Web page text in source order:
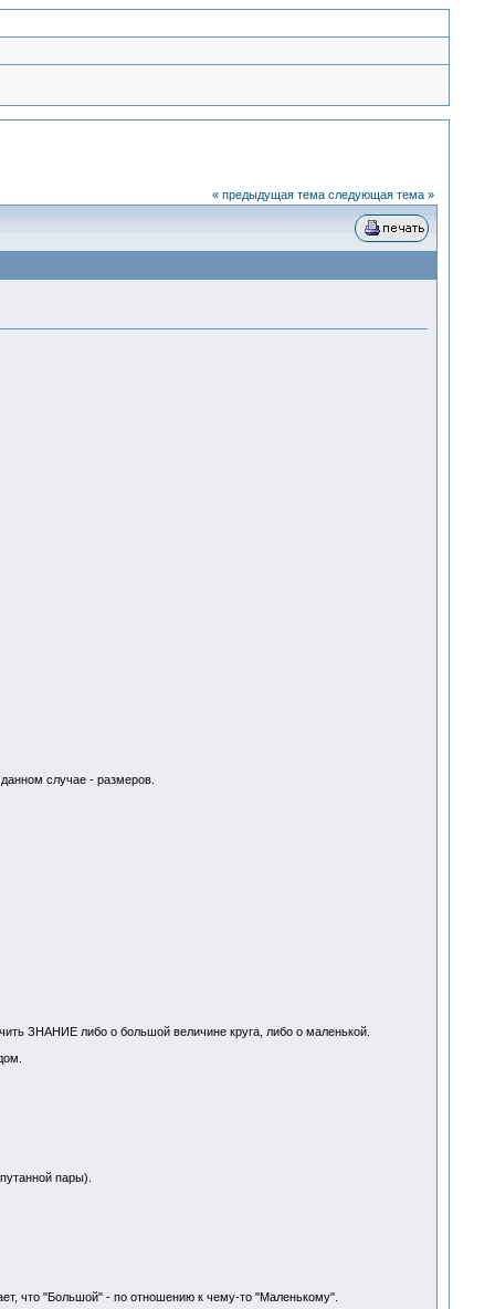
« предыдущая тема следующая тема »
случае - размеров.
ЗНАНИЕ либо о большой величине круга, либо о маленькой.
пары).
что "Большой" - по отношению к чему-то "Маленькому".